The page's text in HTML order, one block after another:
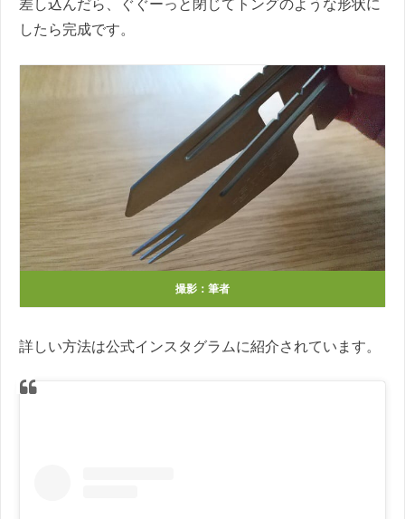
差し込んだら、ぐぐーっと閉じてトングのような形状に
したら完成です。
撮影：筆者
詳しい方法は公式インスタグラムに紹介されています。